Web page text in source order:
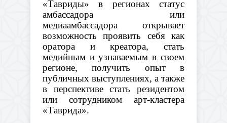
«Тавриды» в регионах статус
амбассадора или
медиаамбассадора открывает
возможность проявить себя как
оратора и креатора, стать
медийным и узнаваемым в своем
регионе, получить опыт в
публичных выступлениях, а также
в перспективе стать резидентом
или сотрудником арт-кластера
«Таврида».